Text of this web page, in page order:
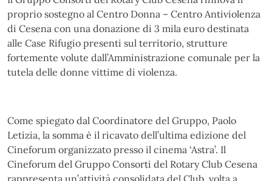
proprio sostegno al Centro Donna – Centro Antiviolenza
di Cesena con una donazione di 3 mila euro destinata
alle Case Rifugio presenti sul territorio, strutture
fortemente volute dall’Amministrazione comunale per la
tutela delle donne vittime di violenza.
Come spiegato dal Coordinatore del Gruppo, Paolo
Letizia, la somma è il ricavato dell’ultima edizione del
Cineforum organizzato presso il cinema ‘Astra’. Il
Cineforum del Gruppo Consorti del Rotary Club Cesena
rappresenta un’attività consolidata del Club, volta a